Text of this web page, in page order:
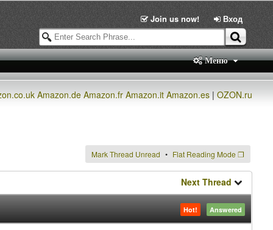
Join us now! Вход
Меню
Amazon.de Amazon.fr Amazon.it Amazon.es |OZON.ru
Mark Thread Unread Flat Reading Mode❐
Next Thread
Answered
Hot!